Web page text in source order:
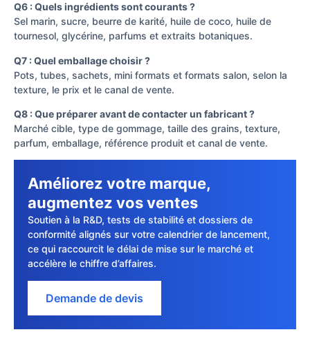
Q6 : Quels ingrédients sont courants ?
Sel marin, sucre, beurre de karité, huile de coco, huile de
tournesol, glycérine, parfums et extraits botaniques.
Q7 : Quel emballage choisir ?
Pots, tubes, sachets, mini formats et formats salon, selon la
texture, le prix et le canal de vente.
Q8 : Que préparer avant de contacter un fabricant ?
Marché cible, type de gommage, taille des grains, texture,
parfum, emballage, référence produit et canal de vente.
Améliorez votre marque,
augmentez vos ventes
Soutien à la R&D, tests de stabilité et dossiers de
conformité alignés sur votre calendrier de lancement,
ce qui raccourcit le délai de mise sur le marché et
accélère le chiffre d’affaires.
Demande de devis